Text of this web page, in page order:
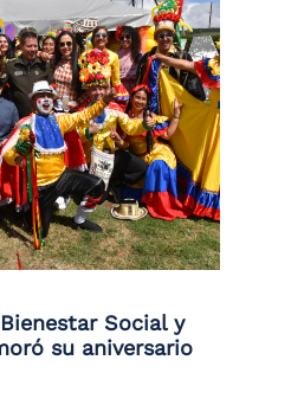
Social y
su aniversario